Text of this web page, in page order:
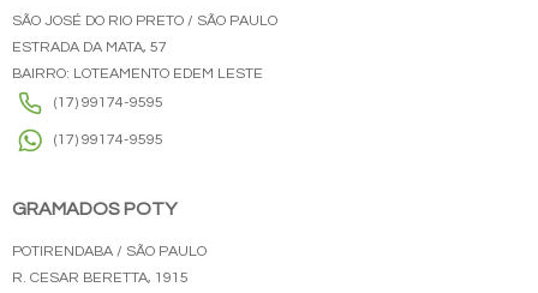
SÃO JOSÉ DO RIO PRETO / SÃO PAULO
ESTRADA DA MATA, 57
BAIRRO: LOTEAMENTO EDEM LESTE
(17) 99174-9595
(17) 99174-9595
GRAMADOS POTY
POTIRENDABA / SÃO PAULO
R. CESAR BERETTA, 1915